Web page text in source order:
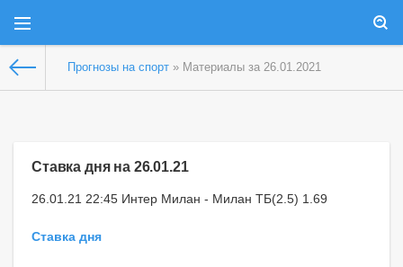
Прогнозы на спорт » Материалы за 26.01.2021
Ставка дня на 26.01.21
26.01.21 22:45 Интер Милан - Милан ТБ(2.5) 1.69
Ставка дня